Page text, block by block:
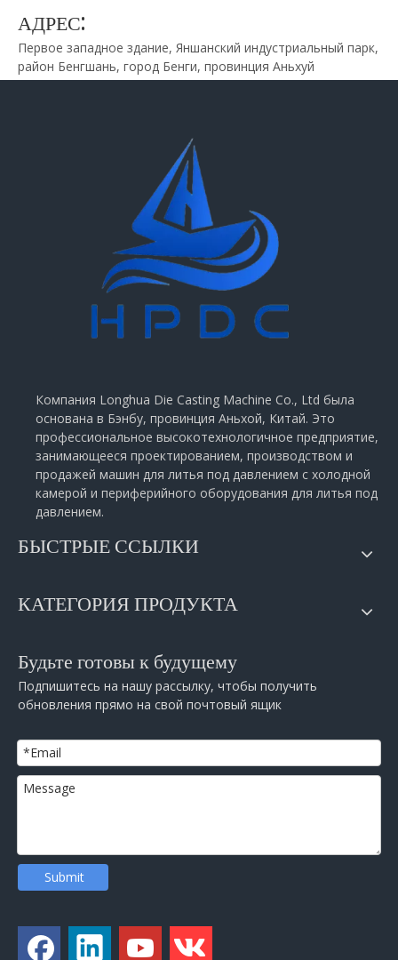
АДРЕС:
Первое западное здание, Яншанский индустриальный парк,
район Бенгшань, город Бенги, провинция Аньхуй
Компания Longhua Die Casting Machine Co., Ltd была
основана в Бэнбу, провинция Аньхой, Китай. Это
профессиональное высокотехнологичное предприятие,
занимающееся проектированием, производством и
продажей машин для литья под давлением с холодной
камерой и периферийного оборудования для литья под
давлением.
БЫСТРЫЕ ССЫЛКИ
КАТЕГОРИЯ ПРОДУКТА
Будьте готовы к будущему
Подпишитесь на нашу рассылку, чтобы получить
обновления прямо на свой почтовый ящик
Submit